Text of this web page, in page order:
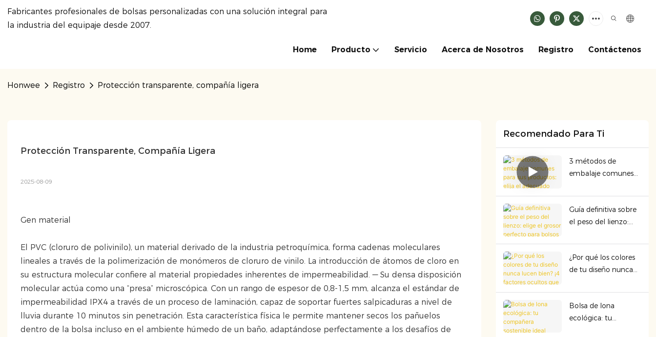
Fabricantes profesionales de bolsas personalizadas con una solución integral para
la industria del equipaje desde 2007.
Home Producto Servicio Acerca de Nosotros Registro Contáctenos
Honwee Registro Protección transparente, compañía ligera
Protección Transparente, Compañía Ligera
2025-08-09
Gen material
El PVC (cloruro de polivinilo), un material derivado de la industria petroquímica, forma cadenas moleculares
lineales a través de la polimerización de monómeros de cloruro de vinilo. La introducción de átomos de cloro en
su estructura molecular confiere al material propiedades inherentes de impermeabilidad. — Su densa disposición
molecular actúa como una “presa” microscópica. Con un rango de espesor de 0,8-1,5 mm, alcanza el estándar de
impermeabilidad IPX4 a través de un proceso de laminación, capaz de soportar fuertes salpicaduras a nivel de
lluvia durante 10 minutos sin penetración. Esta característica física le permite mantener secos los pañuelos
dentro de la bolsa incluso en el ambiente húmedo de un baño, adaptándose perfectamente a los desafíos de
Recomendado Para Ti
3 métodos de
embalaje comunes
elija el adecuado
para garantizar la
seguridad y la
Guía definitiva sobre
el peso del lienzo:
perfecto para bolsos
premium
¿Por qué los colores
de tu diseño nunca
factores ocultos que
arruinan la
presentación del
Bolsa de lona
ecológica: tu